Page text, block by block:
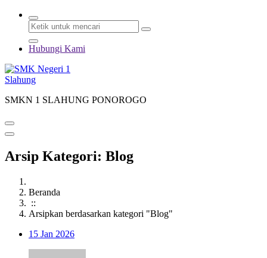
Hubungi Kami
SMKN 1 SLAHUNG PONOROGO
Arsip Kategori: Blog
Beranda
::
Arsipkan berdasarkan kategori "Blog"
15 Jan 2026